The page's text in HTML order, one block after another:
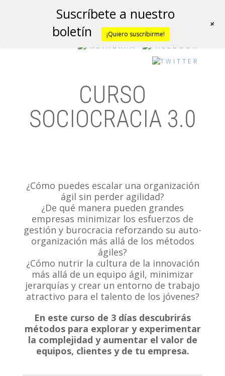
CURSO
SOCIOCRACIA 3.0
¿Cómo puedes escalar una organización
ágil sin perder agilidad?
¿De qué manera pueden grandes
empresas minimizar los esfuerzos de
gestión y burocracia reforzando su auto-
organización más allá de los métodos
ágiles?
¿Cómo nutrir la cultura de la innovación
más allá de un equipo ágil, minimizar
jerarquías y crear un entorno de trabajo
atractivo para el talento de los jóvenes?
En este curso de 3 días descubrirás
métodos para explorar y experimentar
la complejidad y aumentar el valor de
equipos, clientes y de tu empresa.
Suscríbete a nuestro
boletín
¡Quiero suscribirme!
+